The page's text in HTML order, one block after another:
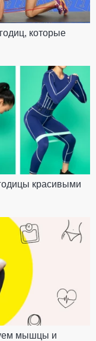
которые
красивыми
мышцы и